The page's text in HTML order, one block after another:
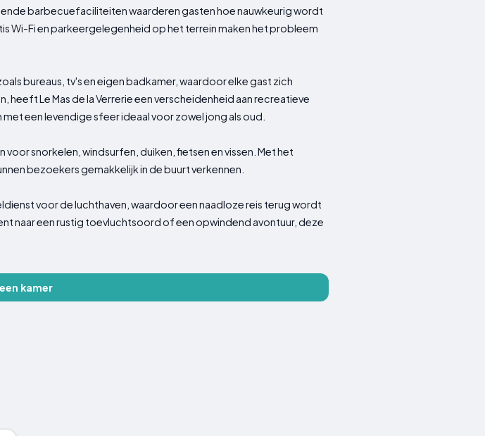
barbecuefaciliteiten waarderen gasten hoe nauwkeurig wordt
Fi en parkeergelegenheid op het terrein maken het probleem
bureaus, tv's en eigen badkamer, waardoor elke gast zich
Le Mas de la Verrerie een verscheidenheid aan recreatieve
een levendige sfeer ideaal voor zowel jong als oud.
snorkelen, windsurfen, duiken, fietsen en vissen. Met het
bezoekers gemakkelijk in de buurt verkennen.
voor de luchthaven, waardoor een naadloze reis terug wordt
naar een rustig toevluchtsoord of een opwindend avontuur, deze
kamer